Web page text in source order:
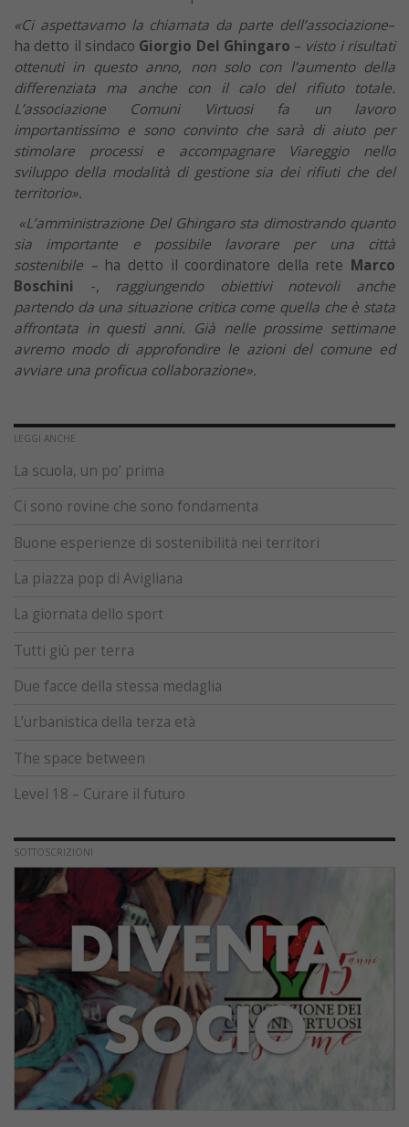
«Ci aspettavamo la chiamata da parte dell’associazione–
ha detto il sindaco Giorgio Del Ghingaro – visto i risultati
ottenuti in questo anno, non solo con l’aumento della
differenziata ma anche con il calo del rifiuto totale.
L’associazione Comuni Virtuosi fa un lavoro
importantissimo e sono convinto che sarà di aiuto per
stimolare processi e accompagnare Viareggio nello
sviluppo della modalità di gestione sia dei rifiuti che del
territorio».
«L’amministrazione Del Ghingaro sta dimostrando quanto
sia importante e possibile lavorare per una città
sostenibile – ha detto il coordinatore della rete Marco
Boschini -, raggiungendo obiettivi notevoli anche
partendo da una situazione critica come quella che è stata
affrontata in questi anni. Già nelle prossime settimane
avremo modo di approfondire le azioni del comune ed
avviare una proficua collaborazione».
LEGGI ANCHE
La scuola, un po’ prima
Ci sono rovine che sono fondamenta
Buone esperienze di sostenibilità nei territori
La piazza pop di Avigliana
La giornata dello sport
Tutti giù per terra
Due facce della stessa medaglia
L’urbanistica della terza età
The space between
Level 18 – Curare il futuro
SOTTOSCRIZIONI